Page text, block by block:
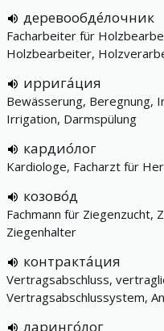
деревообде́лочник
Facharbeiter für
Holzbearbeiter,
иррига́ция
Bewässerung, Beregnung,
Irrigation, Darmspülung
кардио́лог
Kardiologe, Facharzt für
козово́д
Fachmann für Ziegenzucht,
Ziegenhalter
контракта́ция
Vertragsabschluss,
Vertragsabschlussystem,
ларинго́лог